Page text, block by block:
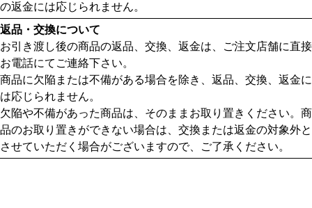
の返金には応じられません。
返品・交換について
お引き渡し後の商品の返品、交換、返金は、ご注文店舗に直接
お電話にてご連絡下さい。
商品に欠陥または不備がある場合を除き、返品、交換、返金に
は応じられません。
欠陥や不備があった商品は、そのままお取り置きください。商
品のお取り置きができない場合は、交換または返金の対象外と
させていただく場合がございますので、ご了承ください。